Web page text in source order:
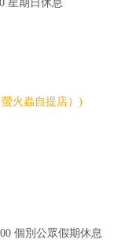
星期日休息
火蟲自提店）)
個別公眾假期休息